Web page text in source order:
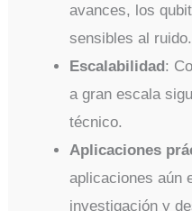
avances, los
sensibles al ruido.
Escalabilidad:
a gran escala
técnico.
Aplicaciones
aplicaciones aún
investigación y